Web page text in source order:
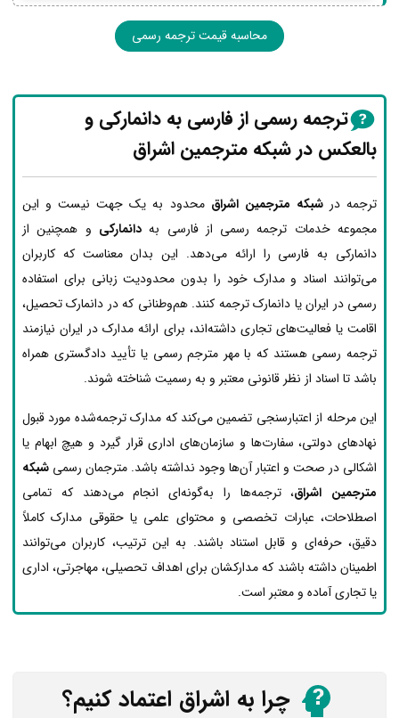
محاسبه قیمت ترجمه رسمی
ترجمه رسمی از فارسی به دانمارکی و
بالعکس در شبکه مترجمین اشراق
ترجمه درشبکه مترجمین اشراق محدود به یک جهت نیست و این
مجموعه خدمات ترجمه رسمی از فارسی بهدانمارکی و همچنین از
دانمارکی به فارسی را ارائه می‌دهد. این بدان معناست که کاربران
می‌توانند اسناد و مدارک خود را بدون محدودیت زبانی برای استفاده
رسمی در ایران یا دانمارک ترجمه کنند. هم‌وطنانی که در دانمارک تحصیل،
اقامت یا فعالیت‌های تجاری داشته‌اند، برای ارائه مدارک در ایران نیازمند
ترجمه رسمی هستند که با مهر مترجم رسمی یا تأیید دادگستری همراه
باشد تا اسناد از نظر قانونی معتبر و به رسمیت شناخته شوند.
این مرحله از اعتبارسنجی تضمین می‌کند که مدارک ترجمه‌شده مورد قبول
نهادهای دولتی، سفارت‌ها و سازمان‌های اداری قرار گیرد و هیچ ابهام یا
اشکالی در صحت و اعتبار آن‌ها وجود نداشته باشد. مترجمان رسمی شبکه
مترجمین اشراق، ترجمه‌ها را به‌گونه‌ای انجام می‌دهند که تمامی
اصطلاحات، عبارات تخصصی و محتوای علمی یا حقوقی مدارک کاملاً
دقیق، حرفه‌ای و قابل استناد باشند. به این ترتیب، کاربران می‌توانند
اطمینان داشته باشند که مدارکشان برای اهداف تحصیلی، مهاجرتی، اداری
یا تجاری آماده و معتبر است.
چرا به اشراق اعتماد کنیم؟